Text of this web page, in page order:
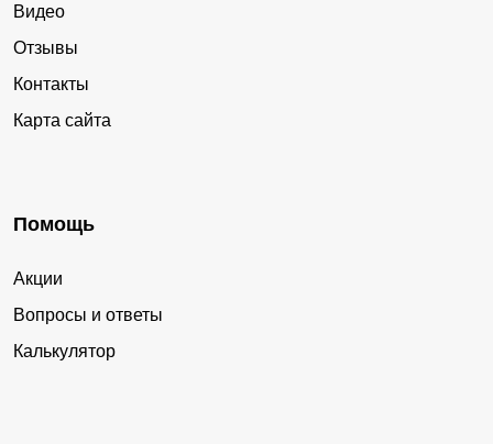
Видео
Отзывы
Контакты
Карта сайта
Помощь
Акции
Вопросы и ответы
Калькулятор